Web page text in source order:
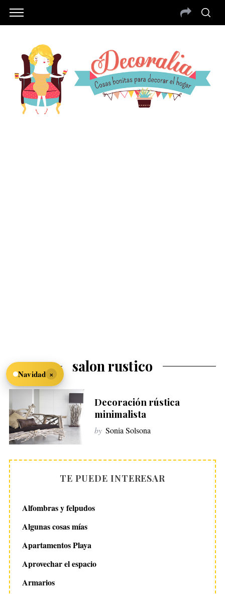
salon rustico
Decoración rústica
minimalista
by Sonia Solsona
TE PUEDE INTERESAR
Alfombras y felpudos
Algunas cosas mías
Apartamentos Playa
Aprovechar el espacio
Armarios
Navidad ×